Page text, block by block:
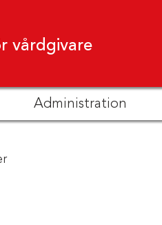
vårdgivare
Administration